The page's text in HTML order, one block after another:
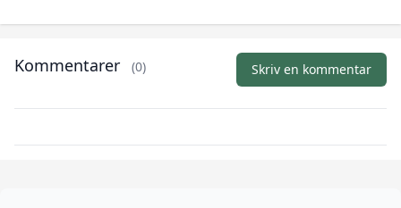
Kommentarer (0) Skriv en kommentar